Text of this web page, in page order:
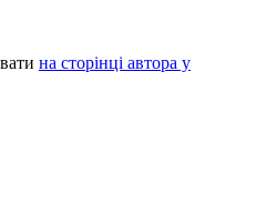
на сторінці автора у